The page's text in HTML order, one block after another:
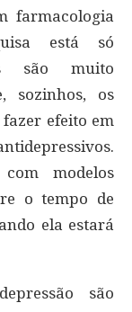
farmacologia
está só
são muito
sozinhos, os
efeito em
modelos
o tempo de
ela estará
são